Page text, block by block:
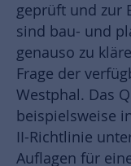
geprüft und zur
sind bau- und
genauso zu
Frage der
Westphal. Das
beispielsweise
II-Richtlinie
Auflagen für